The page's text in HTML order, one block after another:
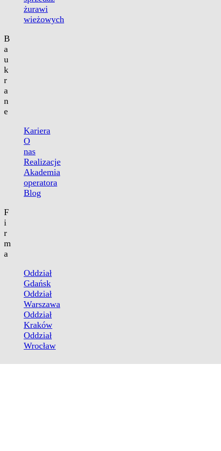
żurawi
wieżowych
B
a
u
k
r
a
n
e
Kariera
O
nas
Realizacje
Akademia
operatora
Blog
F
i
r
m
a
Oddział
Gdańsk
Oddział
Warszawa
Oddział
Kraków
Oddział
Wrocław